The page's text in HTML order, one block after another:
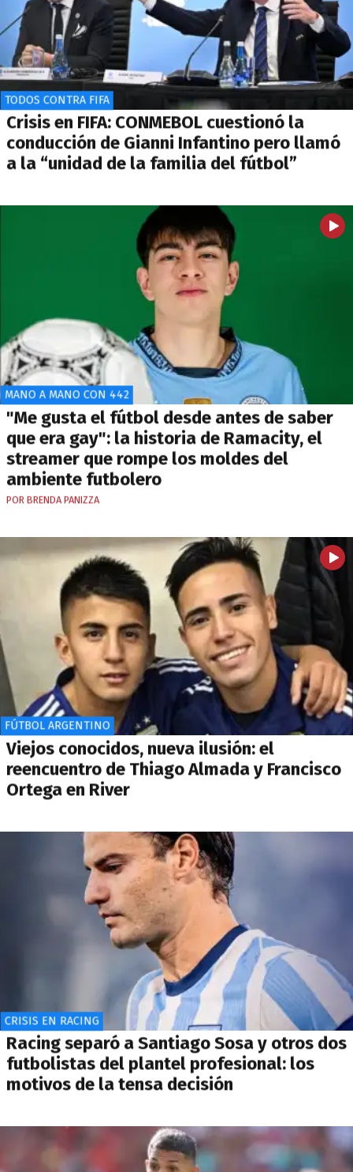
TODOS CONTRA FIFA
Crisis en FIFA: CONMEBOL cuestionó la
conducción de Gianni Infantino pero llamó
a la “unidad de la familia del fútbol”
MANO A MANO CON 442
"Me gusta el fútbol desde antes de saber
que era gay": la historia de Ramacity, el
streamer que rompe los moldes del
ambiente futbolero
POR BRENDA PANIZZA
FÚTBOL ARGENTINO
Viejos conocidos, nueva ilusión: el
reencuentro de Thiago Almada y Francisco
Ortega en River
CRISIS EN RACING
Racing separó a Santiago Sosa y otros dos
futbolistas del plantel profesional: los
motivos de la tensa decisión